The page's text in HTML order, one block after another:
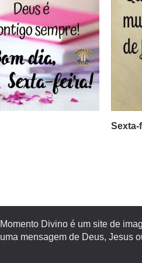
Sexta-
Momento Divino é um site de
uma mensagem de Deus, Jesus